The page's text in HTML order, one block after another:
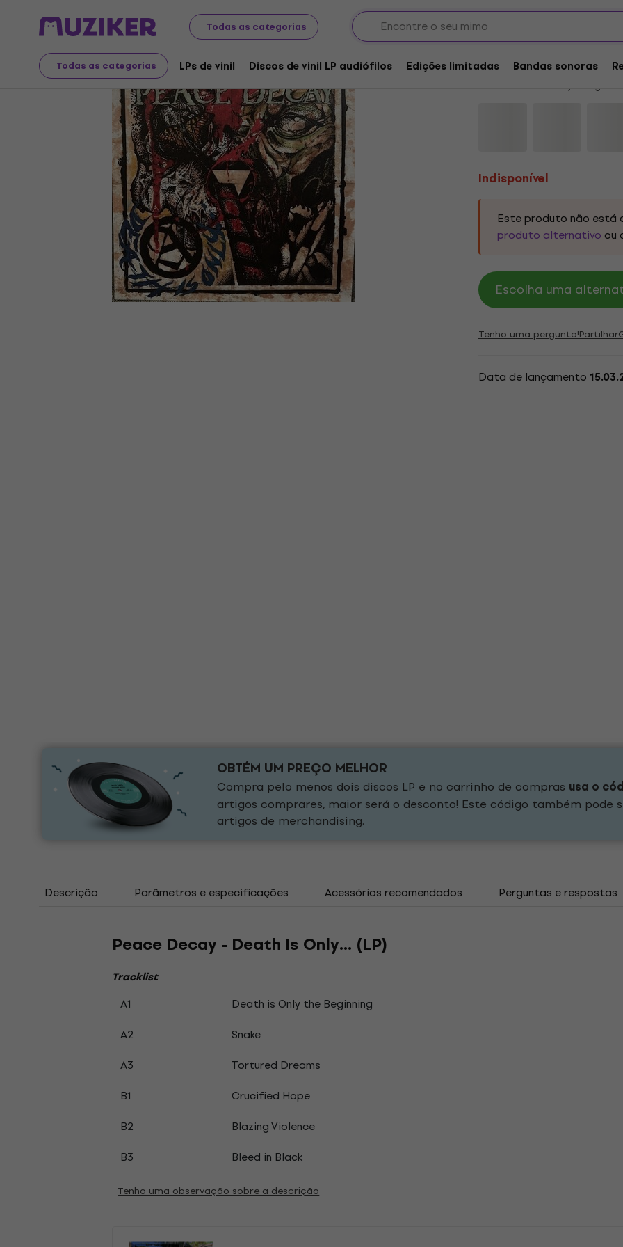
Todas as categorias
Todas as categorias LPs de vinil Discos de vinil LP audiófilos Edições limitadas Bandas sonoras
Discos LP e CDs
LPs de vinil
Indisponível
Peace Decay -
Peace Decay Código
Indisponível
Este produto não está
produto alternativo ou
Escolha uma
Tenho uma pergunta!Partilhar
Data de lançamento
OBTÉM UM PREÇO MELHOR
Compra pelo menos dois discos LP e no carrinho de compras usa o
artigos comprares, maior será o desconto! Este código também pode
artigos de merchandising.
Descrição Parâmetros e especificações Acessórios recomendados Perguntas e respostas
Peace Decay - Death Is Only... (LP)
Tracklist
A1
Death is Only the Beginning
A2
Snake
A3
Tortured Dreams
B1
Crucified Hope
B2
Blazing Violence
B3
Bleed in Black
Tenho uma observação sobre a descrição